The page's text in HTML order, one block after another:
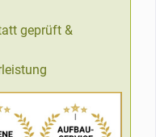
geprüft &